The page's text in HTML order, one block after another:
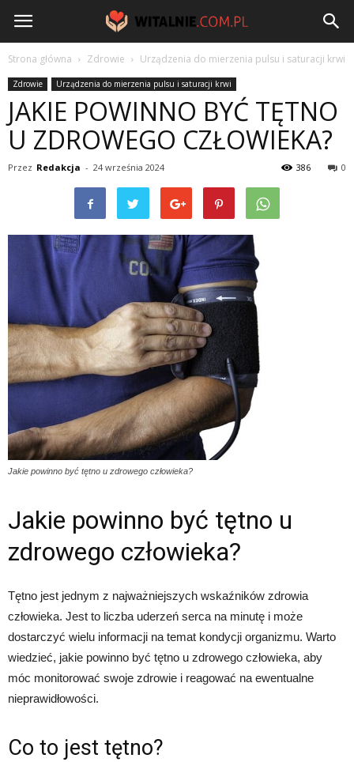
Witalnie.com.pl
Strona główna Zdrowie Urządzenia do mierzenia pulsu i saturacji krwi
Zdrowie Urządzenia do mierzenia pulsu i saturacji krwi
JAKIE POWINNO BYĆ TĘTNO
U ZDROWEGO CZŁOWIEKA?
Przez Redakcja - 24 września 2024 0
386
Jakie powinno być tętno u zdrowego człowieka?
Jakie powinno być tętno u
zdrowego człowieka?
Tętno jest jednym z najważniejszych wskaźników zdrowia
człowieka. Jest to liczba uderzeń serca na minutę i może
dostarczyć wielu informacji na temat kondycji organizmu. Warto
wiedzieć, jakie powinno być tętno u zdrowego człowieka, aby
móc monitorować swoje zdrowie i reagować na ewentualne
nieprawidłowości.
Co to jest tętno?